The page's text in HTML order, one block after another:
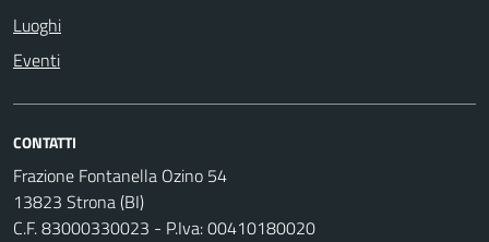
Luoghi
Eventi
CONTATTI
Frazione Fontanella Ozino 54
13823 Strona (BI)
C.F. 83000330023 - P.Iva: 00410180020